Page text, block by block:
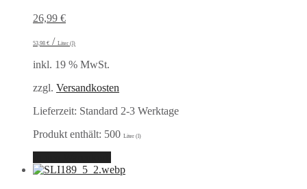
26,99 €
53,98 € / Liter (l)
inkl. 19 % MwSt.
zzgl. Versandkosten
Lieferzeit: Standard 2-3 Werktage
Produkt enthält: 500 Liter (l)